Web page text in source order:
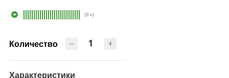
(3+)
Количество +
−
Характеристики